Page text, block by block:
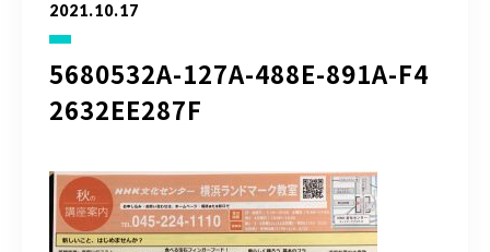
2021.10.17
5680532A-127A-488E-891A-F4
2632EE287F
ATELIER
水彩ブログ